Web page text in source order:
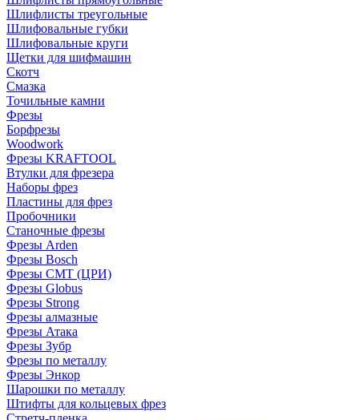
Шлифлисты треугольные
Шлифовальные губки
Шлифовальные круги
Щетки для шифмашин
Скотч
Смазка
Точильные камни
Фрезы
Борфрезы
Woodwork
Фрезы KRAFTOOL
Втулки для фрезера
Наборы фрез
Пластины для фрез
Пробочники
Станочные фрезы
Фрезы Arden
Фрезы Bosch
Фрезы CMT (ЦРИ)
Фрезы Globus
Фрезы Strong
Фрезы алмазные
Фрезы Атака
Фрезы Зубр
Фрезы по металлу
Фрезы Энкор
Шарошки по металлу
Штифты для кольцевых фрез